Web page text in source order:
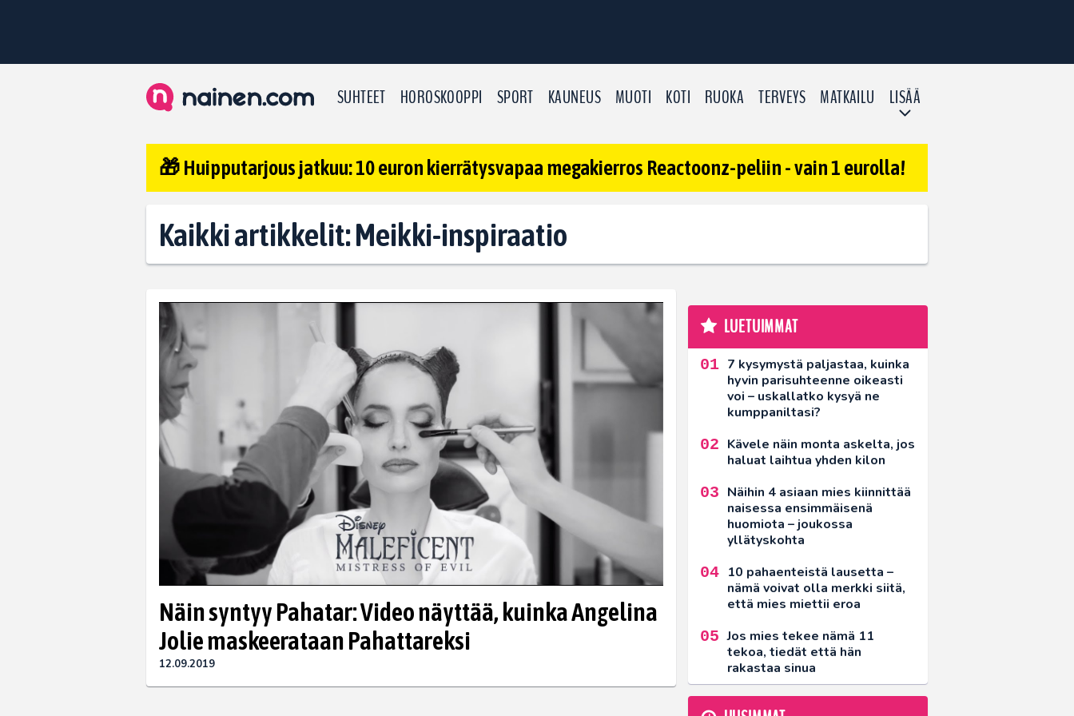
SUHTEET HOROSKOOPPI SPORT KAUNEUS MUOTI KOTI RUOKA TERVEYS MATKAILU LISÄÄ
🎁 Huipputarjous jatkuu: 10 euron kierrätysvapaa megakierros Reactoonz-peliin - vain 1 eurolla!
Kaikki artikkelit: Meikki-inspiraatio
Näin syntyy Pahatar: Video näyttää, kuinka Angelina
Jolie maskeerataan Pahattareksi
12.09.2019
LUETUIMMAT
7 kysymystä paljastaa, kuinka
hyvin parisuhteenne oikeasti
voi – uskallatko kysyä ne
kumppaniltasi?
Kävele näin monta askelta, jos
haluat laihtua yhden kilon
Näihin 4 asiaan mies kiinnittää
naisessa ensimmäisenä
huomiota – joukossa
yllätyskohta
10 pahaenteistä lausetta –
nämä voivat olla merkki siitä,
että mies miettii eroa
Jos mies tekee nämä 11
tekoa, tiedät että hän
rakastaa sinua